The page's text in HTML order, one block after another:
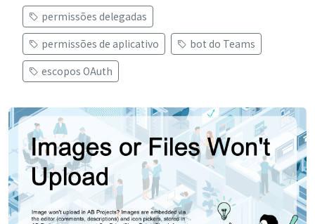
permissões delegadas
permissões de aplicativo
bot do Teams
escopos OAuth